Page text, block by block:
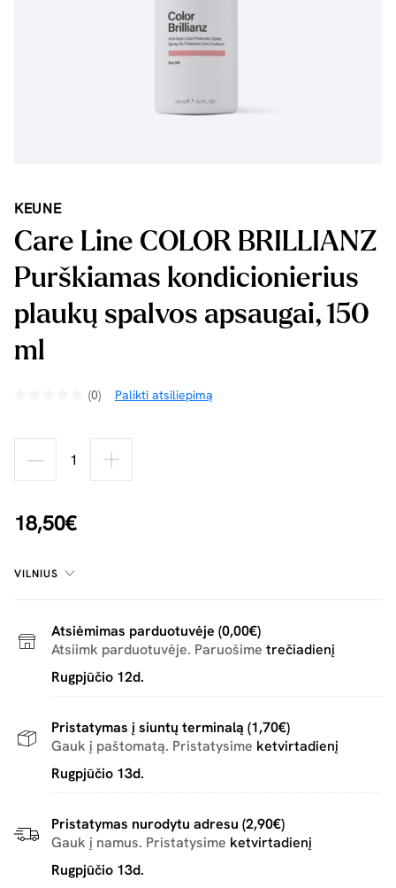
KEUNE
Care Line COLOR BRILLIANZ
Purškiamas kondicionierius
plaukų spalvos apsaugai, 150
ml
(0) Palikti atsiliepimą
18,50€
VILNIUS
Atsiėmimas parduotuvėje (0,00€)
Atsiimk parduotuvėje. Paruošime trečiadienį
Rugpjūčio 12d.
Pristatymas į siuntų terminalą (1,70€)
Gauk į paštomatą. Pristatysime ketvirtadienį
Rugpjūčio 13d.
Pristatymas nurodytu adresu (2,90€)
Gauk į namus. Pristatysime ketvirtadienį
Rugpjūčio 13d.